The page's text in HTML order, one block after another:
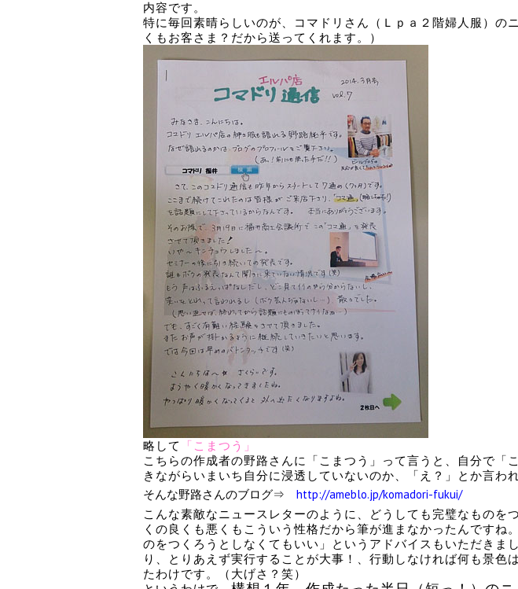
内容です。
特に毎回素晴らしいのが、コマドリさん（Ｌｐａ２階婦人服）の
くもお客さま？だから送ってくれます。）
略して
「こまつう」
こちらの作成者の野路さんに「こまつう」って言うと、自分で「
きながらいまいち自分に浸透していないのか、「え？」とか言わ
そんな野路さんのブログ⇒ http://ameblo.jp/komadori-fukui/
こんな素敵なニュースレターのように、どうしても完璧なものを
くの良くも悪くもこういう性格だから筆が進まなかったんですね
のをつくろうとしなくてもいい」というアドバイスもいただきま
り、とりあえず実行することが大事！、行動しなければ何も景色
たわけです。（大げさ？笑）